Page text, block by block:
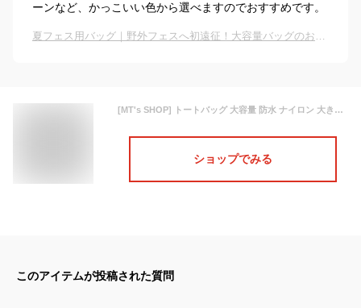
ーンなど、かっこいい色から選べますのでおすすめです。
夏フェス用バッグ｜野外フェスへ初遠征！大容量バッグのおすすめは？
[MT's SHOP] トートバッグ 大容量 防水 ナイロン 大きめ 旅行鞄 キャリーオンバッグ 肩掛け 手提げ 2WAY SH314 (ネイビー)
ショップでみる
このアイテムが投稿された質問